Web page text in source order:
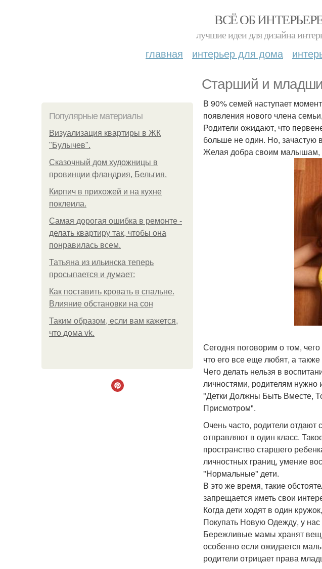
ВСЁ ОБ
лучшие идеи для дизайна
главная интерьер для дома
Старший и
Популярные материалы
Визуализация квартиры в ЖК
"Булычев".
Сказочный дом художницы в
провинции фландрия, Бельгия.
Кирпич в прихожей и на кухне
поклеила.
Самая дорогая ошибка в ремонте -
делать квартиру так, чтобы она
понравилась всем.
Татьяна из ильинска теперь
просыпается и думает:
Как поставить кровать в спальне.
Влияние обстановки на сон
Таким образом, если вам кажется,
что дома vk.
В 90% семей наступает
появления нового члена
Родители ожидают, что
больше не один. Но, зачастую
Желая добра своим малышам,
Сегодня поговорим о том,
что его все еще любят, а
Чего делать нельзя в
личностями, родителям нужно
"Детки Должны Быть Вместе,
Присмотром".
Очень часто, родители отдают
отправляют в один класс.
пространство старшего
личностных границ, умение
"Нормальные" дети.
В это же время, такие
запрещается иметь свои
Когда дети ходят в один
Покупать Новую Одежду, у
Бережливые мамы хранят
особенно если ожидается
родители отрицает права